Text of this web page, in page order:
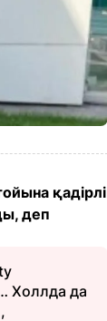
қадірлі
деп
Холлда да